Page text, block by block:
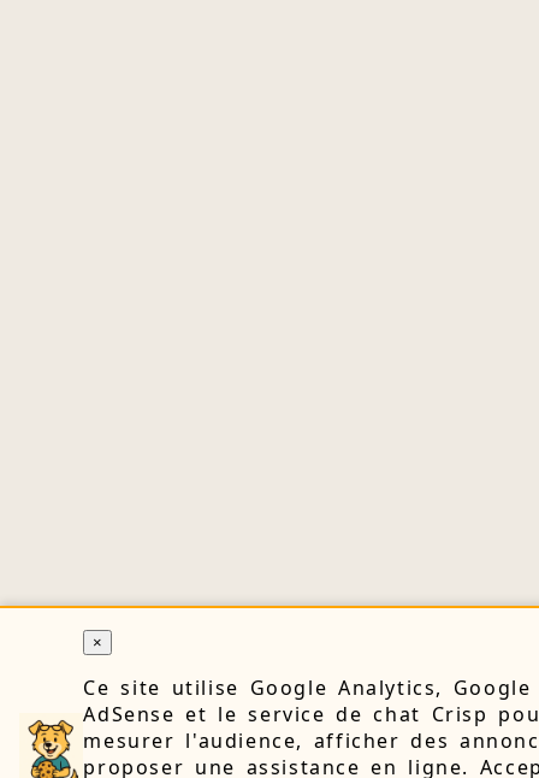
×
Ce site utilise Google Analytics, Google
AdSense et le service de chat Crisp
mesurer l'audience, afficher des
proposer une assistance en ligne.